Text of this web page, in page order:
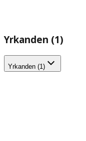
Yrkanden (1)
Yrkanden (1)